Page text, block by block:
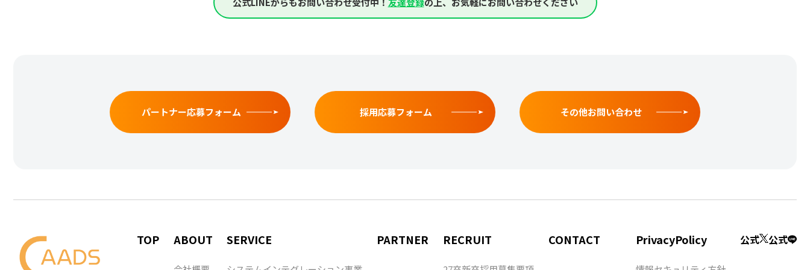
パートナー応募フォーム 採用応募フォーム その他お問い合わせ
TOP ABOUT SERVICE PARTNER RECRUIT CONTACT 公式 公式
PrivacyPolicy